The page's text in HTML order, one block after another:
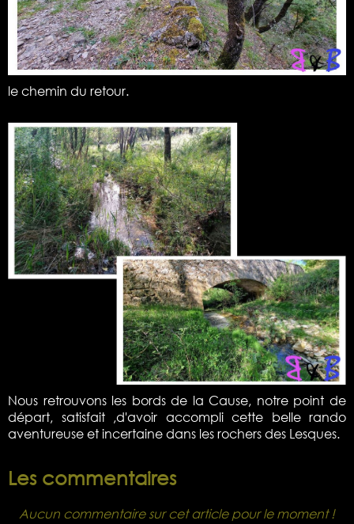
le chemin du retour.
Nous retrouvons les bords de la Cause, notre point de
départ, satisfait ,d'avoir accompli cette belle rando
aventureuse et incertaine dans les rochers des Lesques.
Les commentaires
Aucun commentaire sur cet article pour le moment !